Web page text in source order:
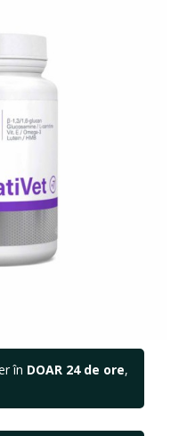
în DOAR 24 de ore,